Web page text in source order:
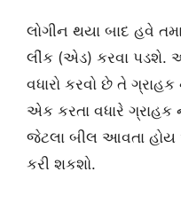
લોગીન થયા બાદ હવે
લીંક (એડ) કરવા પડશે.
વધારો કરવો છે તે
એક કરતા વધારે
જેટલા બીલ આવતા
કરી શકશો.